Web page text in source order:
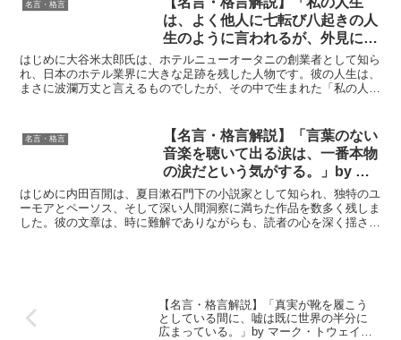
名言・格言
は、よく他人に七転び八起きの人
生のように言われるが、外見には
波乱に富んだ人生のように見えて
も、私自身としては階段を一段一
段上がっていったもので、私は未
大谷米太郎の深い意味と得られる
教訓
はじめに大谷米太郎氏は、ホテルニューオータニの創業者として知ら
れ、日本のホテル業界に大きな足跡を残した人物です。彼の人生は、
まさに波瀾万丈と言えるものでしたが、その中で生まれた「私の人生
名言・格言
【名言・格言解説】「言葉のない
音楽を聴いて出る涙は、一番本物
の涙だという気がする。」by 内
田百閒の深い意味と得られる教訓
はじめに内田百閒は、夏目漱石門下の小説家として知られ、独特のユ
ーモアとペーソス、そして深い人間洞察に満ちた作品を数多く残しま
した。彼の文章は、時に難解でありながらも、読者の心を深く揺さぶ
【名言・格言解説】「真実が靴を履こう
としている間に、嘘は既に世界の半分に
広まっている。」by マーク・トウェイン